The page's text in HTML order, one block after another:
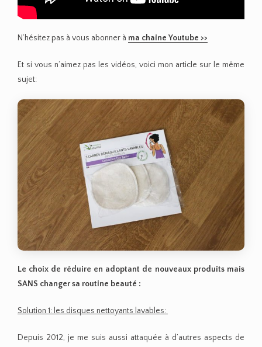
N’hésitez pas à vous abonner à ma chaine Youtube >>
Et si vous n’aimez pas les vidéos, voici mon article sur le même
sujet:
Le choix de réduire en adoptant de nouveaux produits mais
SANS changer sa routine beauté :
Solution 1: les disques nettoyants lavables:
Depuis 2012, je me suis aussi attaquée à d’autres aspects de